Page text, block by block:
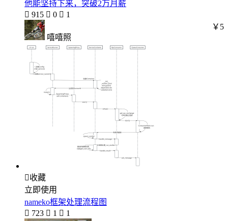
他能坚持下来，突破2万月薪
 915  0  1
嘻嘻照
￥5
收藏
立即使用
nameko框架处理流程图
 723  1  1